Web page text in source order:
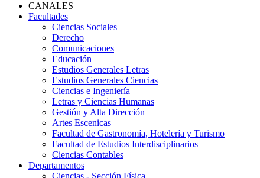
CANALES
Facultades
Ciencias Sociales
Derecho
Comunicaciones
Educación
Estudios Generales Letras
Estudios Generales Ciencias
Ciencias e Ingeniería
Letras y Ciencias Humanas
Gestión y Alta Dirección
Artes Escenicas
Facultad de Gastronomía, Hotelería y Turismo
Facultad de Estudios Interdisciplinarios
Ciencias Contables
Departamentos
Ciencias - Sección Física